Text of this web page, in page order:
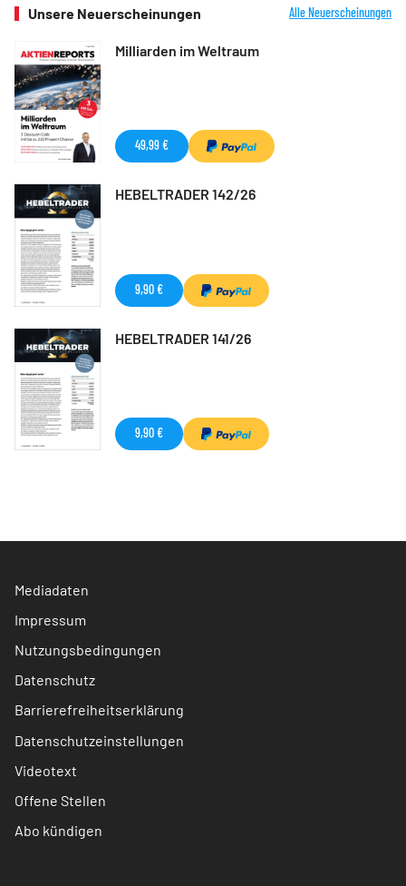
Unsere Neuerscheinungen Alle Neuerscheinungen
Milliarden im Weltraum
49,99 €
HEBELTRADER 142/26
9,90 €
HEBELTRADER 141/26
9,90 €
Mediadaten
Impressum
Nutzungsbedingungen
Datenschutz
Barrierefreiheitserklärung
Datenschutzeinstellungen
Videotext
Offene Stellen
Abo kündigen